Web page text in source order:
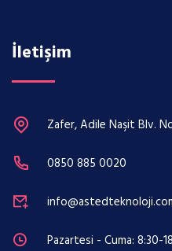
İletişim
Zafer, Adile Naşit Blv.
0850 885 0020
Pazartesi - Cuma: 8:30-